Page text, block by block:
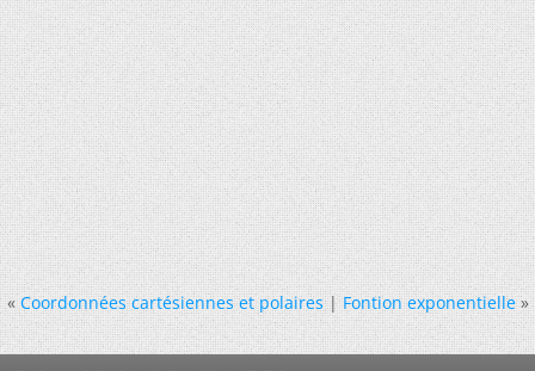
« Coordonnées cartésiennes et polaires|Fontion exponentielle »